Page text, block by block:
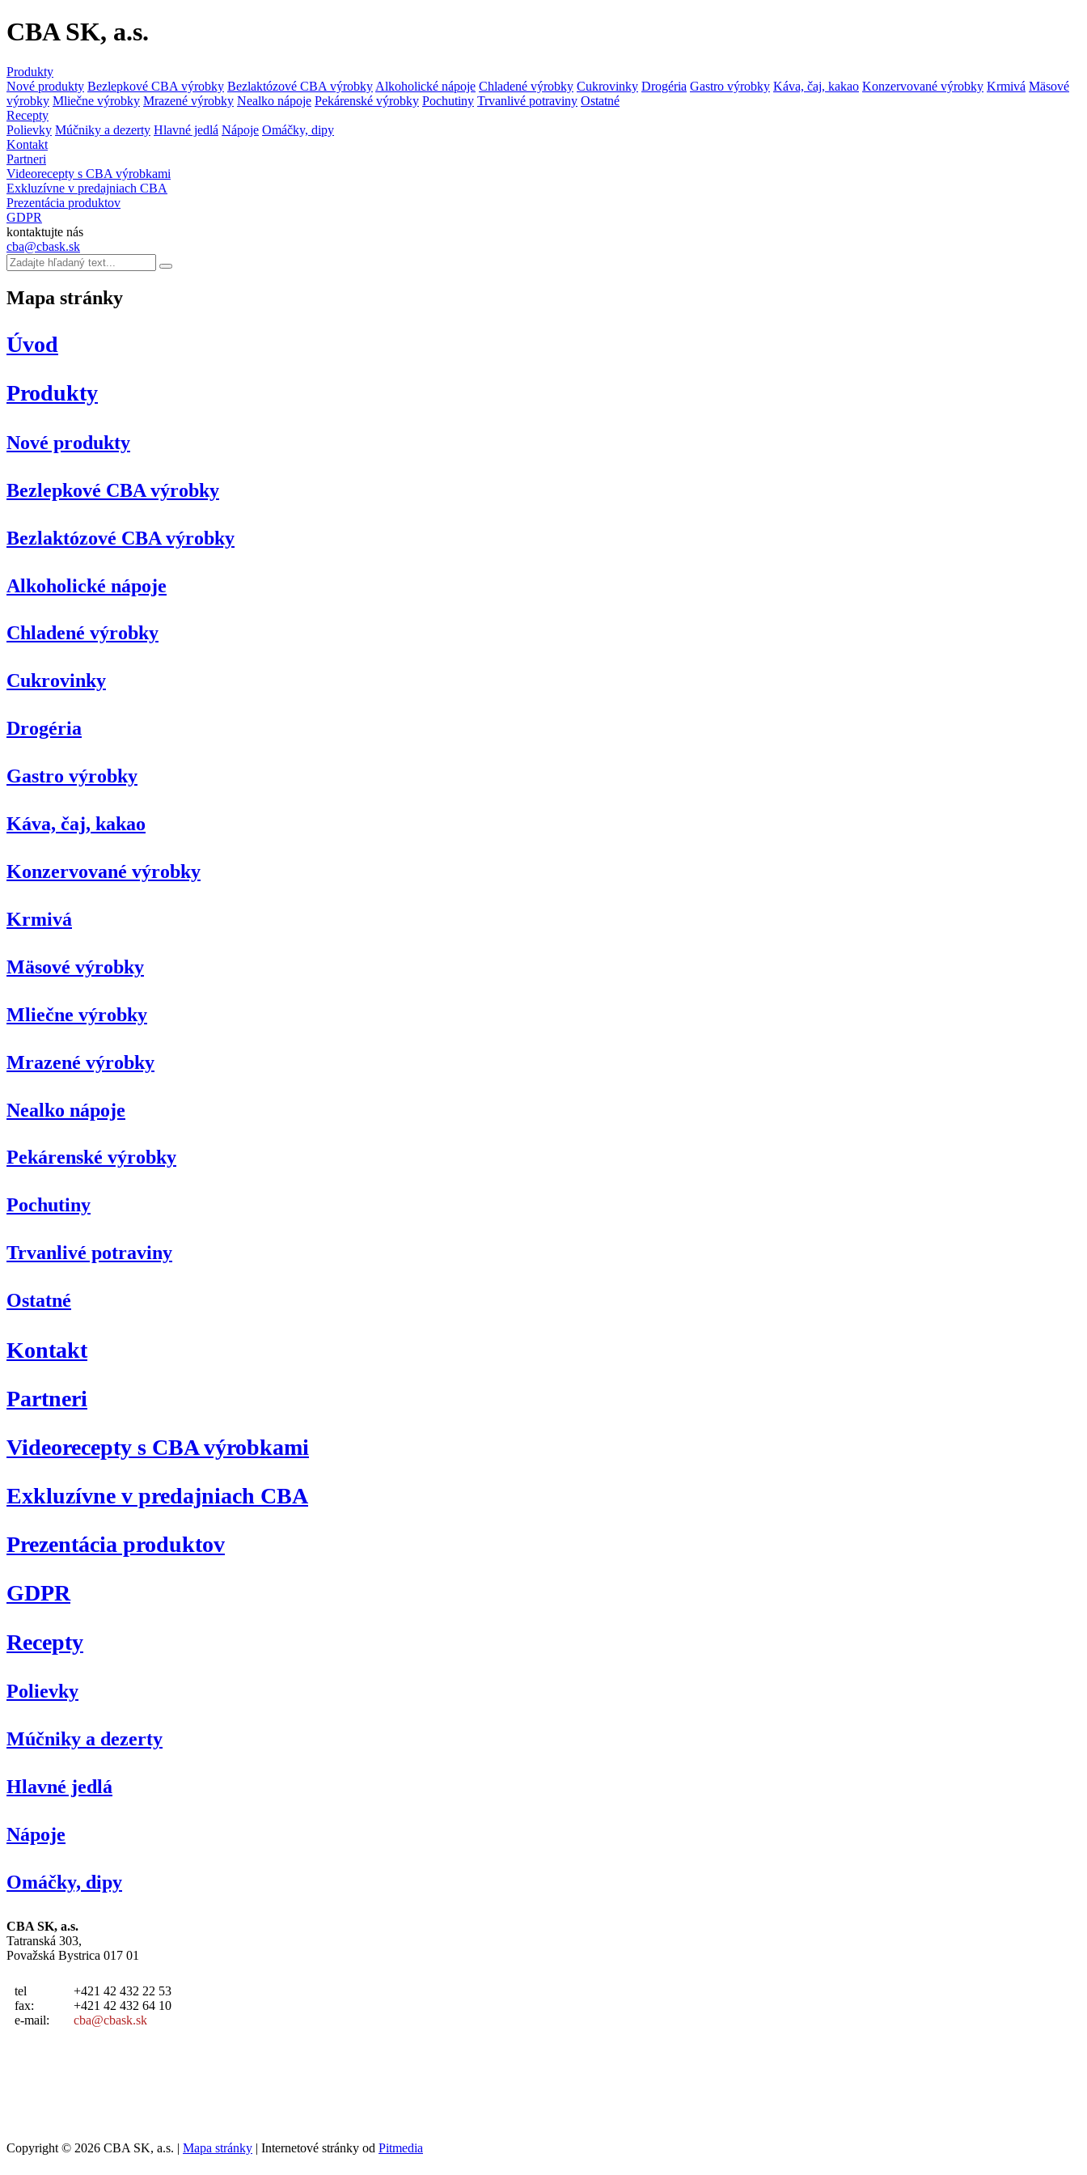
CBA SK, a.s.
Produkty
Nové produkty Bezlepkové CBA výrobky Bezlaktózové CBA výrobky Alkoholické nápoje Chladené výrobky Cukrovinky Drogéria Gastro výrobky Káva, čaj, kakao Konzervované výrobky Krmivá Mäsové
výrobky Mliečne výrobky Mrazené výrobky Nealko nápoje Pekárenské výrobky Pochutiny Trvanlivé potraviny Ostatné
Recepty
Polievky Múčniky a dezerty Hlavné jedlá Nápoje Omáčky, dipy
Kontakt
Partneri
Videorecepty s CBA výrobkami
Exkluzívne v predajniach CBA
Prezentácia produktov
GDPR
kontaktujte nás
cba@cbask.sk
Mapa stránky
Úvod
Produkty
Nové produkty
Bezlepkové CBA výrobky
Bezlaktózové CBA výrobky
Alkoholické nápoje
Chladené výrobky
Cukrovinky
Drogéria
Gastro výrobky
Káva, čaj, kakao
Konzervované výrobky
Krmivá
Mäsové výrobky
Mliečne výrobky
Mrazené výrobky
Nealko nápoje
Pekárenské výrobky
Pochutiny
Trvanlivé potraviny
Ostatné
Kontakt
Partneri
Videorecepty s CBA výrobkami
Exkluzívne v predajniach CBA
Prezentácia produktov
GDPR
Recepty
Polievky
Múčniky a dezerty
Hlavné jedlá
Nápoje
Omáčky, dipy
CBA SK, a.s.
Tatranská 303,
Považská Bystrica 017 01
tel
fax:
e-mail:
+421 42 432 22 53
+421 42 432 64 10
cba@cbask.sk
Copyright © 2026 CBA SK, a.s. | Mapa stránky | Internetové stránky od Pitmedia